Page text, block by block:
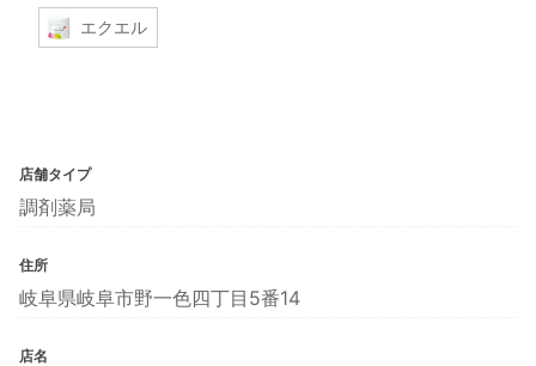
エクエル
店舗タイプ
調剤薬局
住所
岐阜県岐阜市野一色四丁目5番14
店名